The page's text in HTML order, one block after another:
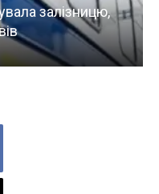
iQOO Z11
AMOLED-
08.08.2026